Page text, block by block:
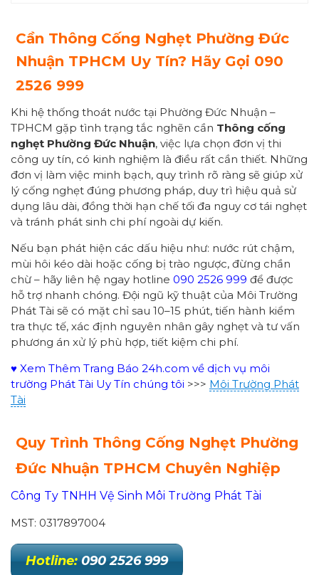
Cần Thông Cống Nghẹt Phường Đức
Nhuận TPHCM Uy Tín? Hãy Gọi 090
2526 999
Khi hệ thống thoát nước tại Phường Đức Nhuận –
TPHCM gặp tình trạng tắc nghẽn cần Thông cống
nghẹt Phường Đức Nhuận, việc lựa chọn đơn vị thi
công uy tín, có kinh nghiệm là điều rất cần thiết. Những
đơn vị làm việc minh bạch, quy trình rõ ràng sẽ giúp xử
lý cống nghẹt đúng phương pháp, duy trì hiệu quả sử
dụng lâu dài, đồng thời hạn chế tối đa nguy cơ tái nghẹt
và tránh phát sinh chi phí ngoài dự kiến.
Nếu bạn phát hiện các dấu hiệu như: nước rút chậm,
mùi hôi kéo dài hoặc cống bị trào ngược, đừng chần
chừ – hãy liên hệ ngay hotline 090 2526 999 để được
hỗ trợ nhanh chóng. Đội ngũ kỹ thuật của Môi Trường
Phát Tài sẽ có mặt chỉ sau 10–15 phút, tiến hành kiểm
tra thực tế, xác định nguyên nhân gây nghẹt và tư vấn
phương án xử lý phù hợp, tiết kiệm chi phí.
♥ Xem Thêm Trang Báo 24h.com về dịch vụ môi
trường Phát Tài Uy Tín chúng tôi >>> Môi Trường Phát
Tài
Quy Trình Thông Cống Nghẹt Phường
Đức Nhuận TPHCM Chuyên Nghiệp
Công Ty TNHH Vệ Sinh Môi Trường Phát Tài
MST: 0317897004
Hotline: 090 2526 999